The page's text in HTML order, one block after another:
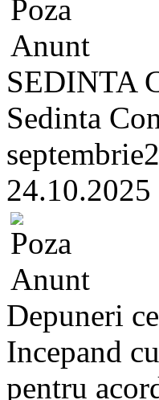
SEDINTA
Sedinta
Depuneri
Incepand
pentru